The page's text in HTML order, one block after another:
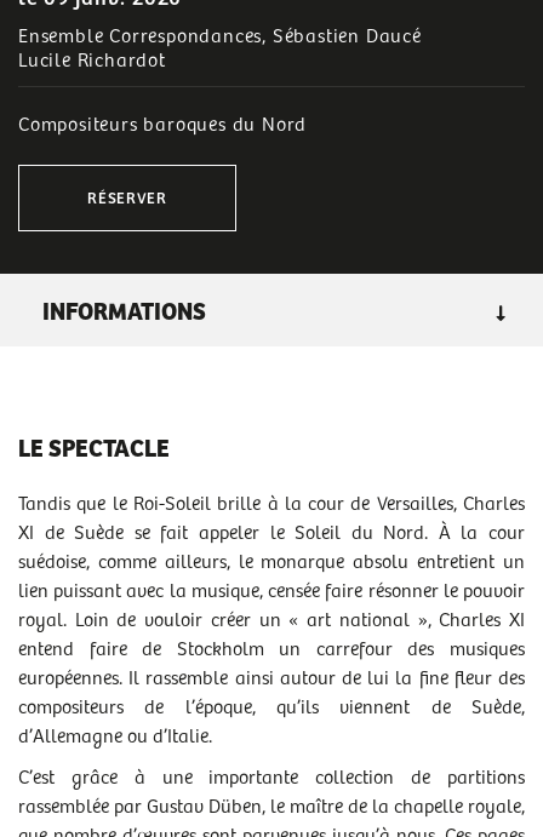
Ensemble Correspondances, Sébastien Daucé
Lucile Richardot
Compositeurs baroques du Nord
RÉSERVER
INFORMATIONS
TARIF C:de 10 € à 38 €
RENDEZ-VOUS
ven 09/01/2026
- 20h00
ACCESSIBILITÉ
Autour du spectacle
Avant-spectacle
LE SPECTACLE
Tandis que le Roi-Soleil brille à la cour de Versailles, Charles
XI de Suède se fait appeler le Soleil du Nord. À la cour
suédoise, comme ailleurs, le monarque absolu entretient un
lien puissant avec la musique, censée faire résonner le pouvoir
royal. Loin de vouloir créer un « art national », Charles XI
entend faire de Stockholm un carrefour des musiques
européennes. Il rassemble ainsi autour de lui la fine fleur des
compositeurs de l’époque, qu’ils viennent de Suède,
d’Allemagne ou d’Italie.
C’est grâce à une importante collection de partitions
rassemblée par Gustav Düben, le maître de la chapelle royale,